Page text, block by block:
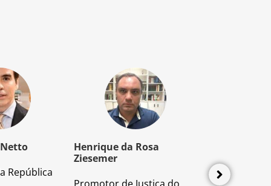
República
Henrique da Rosa
Ziesemer
Advogado e